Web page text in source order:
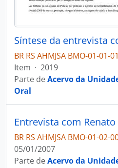
BR RS AHMJSA BMO-01-01-
Item · 2019
Parte deAcervo da
Oral
Entrevista com Renato
BR RS AHMJSA BMO-01-02-
05/01/2007
Parte deAcervo da